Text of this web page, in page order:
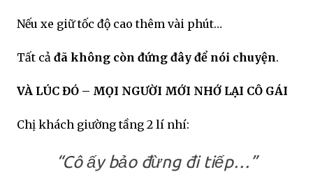
Nếu xe giữ tốc độ cao thêm vài phút…
Tất cả đã không còn đứng đây để nói chuyện.
VÀ LÚC ĐÓ – MỌI NGƯỜI MỚI NHỚ LẠI CÔ GÁI
Chị khách giường tầng 2 lí nhí:
“Cô ấy bảo đừng đi tiếp…”